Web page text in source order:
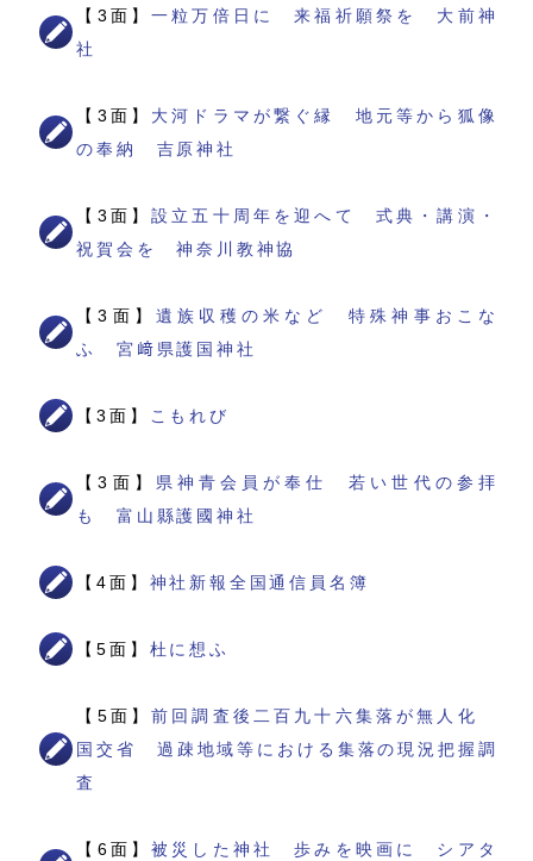
【3面】一粒万倍日に 来福祈願祭を 大前神
社
【3面】 大河ドラマが繋ぐ縁 地元等から狐像
の奉納 吉原神社
【3面】設立五十周年を迎へて 式典・講演・
祝賀会を 神奈川教神協
【3面】 遺族収穫の米など 特殊神事おこな
ふ 宮﨑県護国神社
【3面】 こもれび
【3面】 県神青会員が奉仕 若い世代の参拝
も 富山縣護國神社
【4面】 神社新報全国通信員名簿
【5面】 杜に想ふ
【5面】前回調査後二百九十六集落が無人化
国交省 過疎地域等における集落の現況把握調
査
【6面】被災した神社 歩みを映画に シアタ